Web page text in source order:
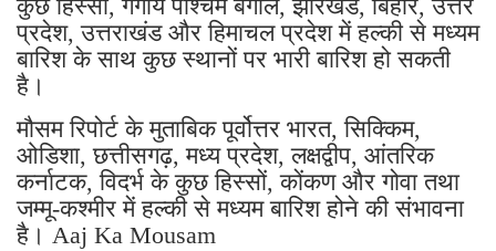
कुछ हिस्सों, गंगीय पश्चिम बंगाल, झारखंड, बिहार, उत्तर
प्रदेश, उत्तराखंड और हिमाचल प्रदेश में हल्की से मध्यम
बारिश के साथ कुछ स्थानों पर भारी बारिश हो सकती
है।
मौसम रिपोर्ट के मुताबिक पूर्वोत्तर भारत, सिक्किम,
ओडिशा, छत्तीसगढ़, मध्य प्रदेश, लक्षद्वीप, आंतरिक
कर्नाटक, विदर्भ के कुछ हिस्सों, कोंकण और गोवा तथा
जम्मू-कश्मीर में हल्की से मध्यम बारिश होने की संभावना
है। Aaj Ka Mousam